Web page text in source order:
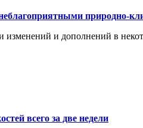
природно-
и дополнений в
всего за две недели